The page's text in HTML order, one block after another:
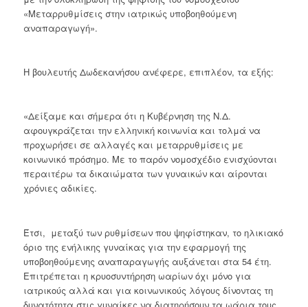
«Μεταρρυθμίσεις στην ιατρικώς υποβοηθούμενη
αναπαραγωγή».
Η βουλευτής Δωδεκανήσου ανέφερε, επιπλέον, τα εξής:
«Δείξαμε και σήμερα ότι η Κυβέρνηση της Ν.Δ.
αφουγκράζεται την ελληνική κοινωνία και τολμά να
προχωρήσει σε αλλαγές και μεταρρυθμίσεις με
κοινωνικό πρόσημο. Με το παρόν νομοσχέδιο ενισχύονται
περαιτέρω τα δικαιώματα των γυναικών και αίρονται
χρόνιες αδικίες.
Έτσι, μεταξύ των ρυθμίσεων που ψηφίστηκαν, το ηλικιακό
όριο της ενήλικης γυναίκας για την εφαρμογή της
υποβοηθούμενης αναπαραγωγής αυξάνεται στα 54 έτη.
Επιτρέπεται η κρυοσυντήρηση ωαρίων όχι μόνο για
ιατρικούς αλλά και για κοινωνικούς λόγους δίνοντας τη
δυνατότητα στις γυναίκες να διατηρήσουν τα ωάρια τους